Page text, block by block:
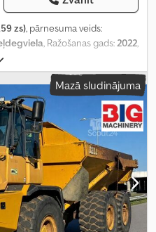
zs), pārnesuma veids:
, Ražošanas gads:2022,
Mazā sludinājuma